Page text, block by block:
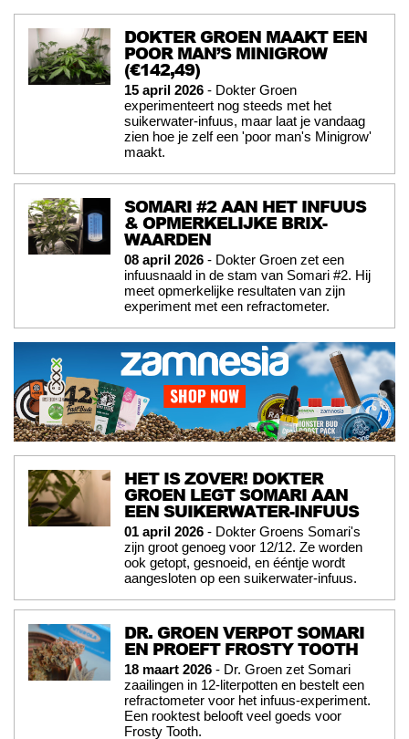
DOKTER GROEN MAAKT EEN
POOR MAN’S MINIGROW
(€142,49)
15 april 2026 - Dokter Groen
experimenteert nog steeds met het
suikerwater-infuus, maar laat je vandaag
zien hoe je zelf een 'poor man's Minigrow'
maakt.
SOMARI #2 AAN HET INFUUS
& OPMERKELIJKE BRIX-
WAARDEN
08 april 2026 - Dokter Groen zet een
infuusnaald in de stam van Somari #2. Hij
meet opmerkelijke resultaten van zijn
experiment met een refractometer.
HET IS ZOVER! DOKTER
GROEN LEGT SOMARI AAN
EEN SUIKERWATER-INFUUS
01 april 2026 - Dokter Groens Somari's
zijn groot genoeg voor 12/12. Ze worden
ook getopt, gesnoeid, en ééntje wordt
aangesloten op een suikerwater-infuus.
DR. GROEN VERPOT SOMARI
EN PROEFT FROSTY TOOTH
18 maart 2026 - Dr. Groen zet Somari
zaailingen in 12-literpotten en bestelt een
refractometer voor het infuus-experiment.
Een rooktest belooft veel goeds voor
Frosty Tooth.